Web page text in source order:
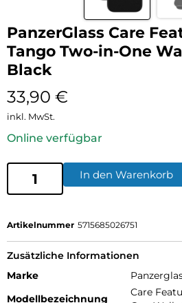
PanzerGlass Care
Tango Two-in-One
Black
33,90 €
inkl. MwSt.
Online verfügbar
In den Warenkorb
Artikelnummer 5715685026751
Zusätzliche Informationen
Marke
Modellbezeichnung
Care